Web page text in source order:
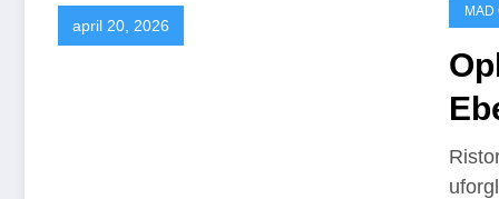
april 20, 2026
MAD